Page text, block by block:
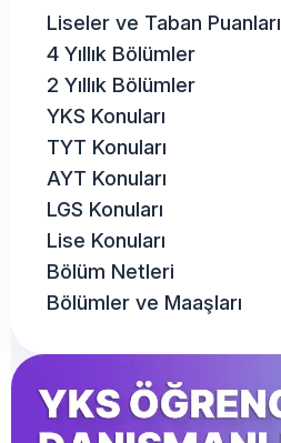
Liseler ve Taban Puanları
4 Yıllık Bölümler
2 Yıllık Bölümler
YKS Konuları
TYT Konuları
AYT Konuları
LGS Konuları
Lise Konuları
Bölüm Netleri
Bölümler ve Maaşları